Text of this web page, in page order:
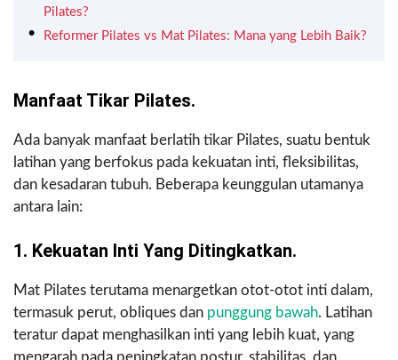
Pilates?
Reformer Pilates vs Mat Pilates: Mana yang Lebih Baik?
Manfaat Tikar Pilates.
Ada banyak manfaat berlatih tikar Pilates, suatu bentuk
latihan yang berfokus pada kekuatan inti, fleksibilitas,
dan kesadaran tubuh. Beberapa keunggulan utamanya
antara lain:
1. Kekuatan Inti Yang Ditingkatkan.
Mat Pilates terutama menargetkan otot-otot inti dalam,
termasuk perut, obliques dan punggung bawah. Latihan
teratur dapat menghasilkan inti yang lebih kuat, yang
mengarah pada peningkatan postur, stabilitas, dan